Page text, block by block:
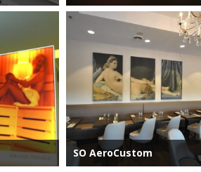
SO AeroCustom